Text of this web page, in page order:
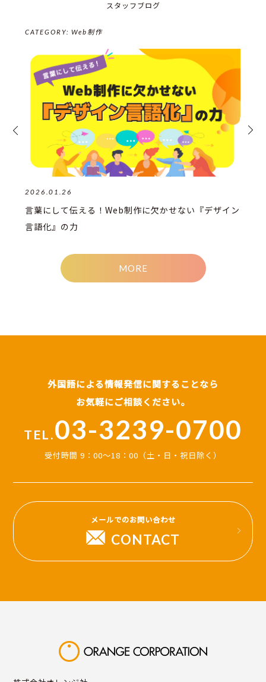
スタッフブログ
CATEGORY:Web制作
2026.01.26
言葉にして伝える！Web制作に欠かせない『デザイン
言語化』の力
MORE
外国語による情報発信に関することなら
お気軽にご相談ください。
TEL.03-3239-0700
受付時間 9：00～18：00（土・日・祝日除く）
メールでのお問い合わせ
CONTACT